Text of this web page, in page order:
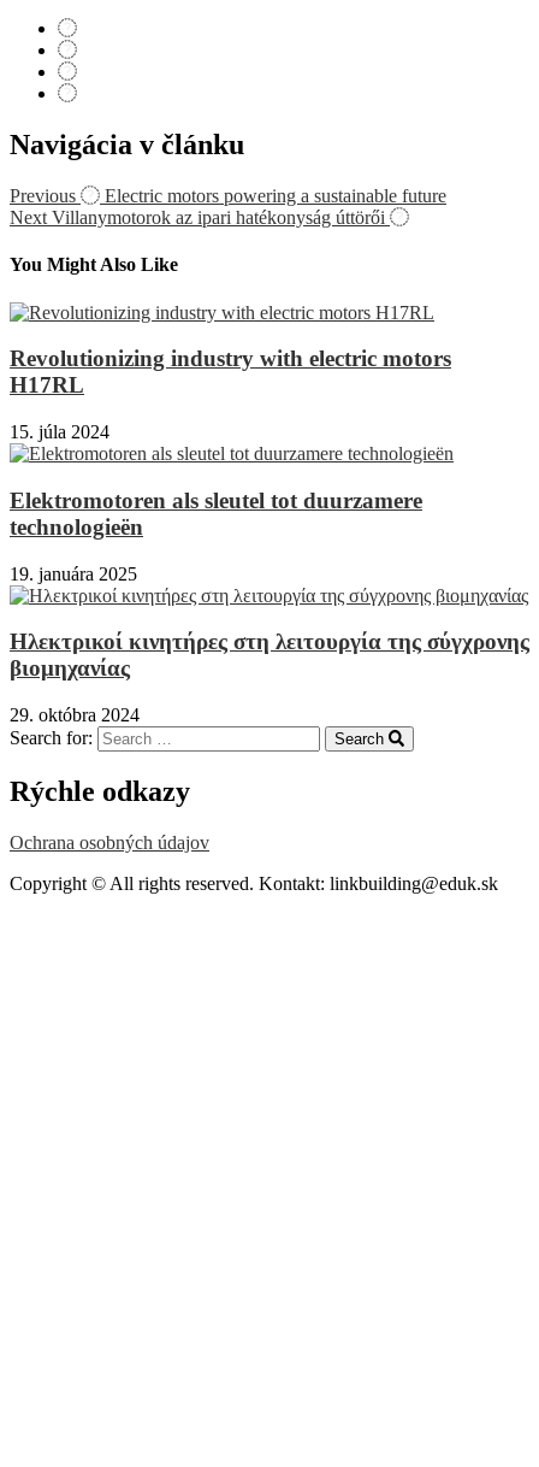
Navigácia v článku
Previous
Electric motors powering a sustainable future
Next Villanymotorok az ipari hatékonyság úttörői
You Might Also Like
Revolutionizing industry with electric motors
H17RL
15. júla 2024
Elektromotoren als sleutel tot duurzamere
technologieën
19. januára 2025
Ηλεκτρικοί κινητήρες στη λειτουργία της σύγχρονης
βιομηχανίας
29. októbra 2024
Search for:
Search
Rýchle odkazy
Ochrana osobných údajov
Copyright © All rights reserved. Kontakt: linkbuilding@eduk.sk